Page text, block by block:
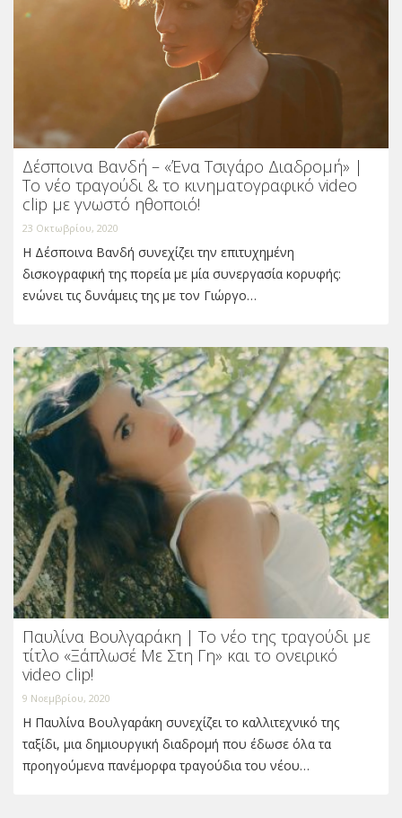
Δέσποινα Βανδή – «Ένα Τσιγάρο Διαδρομή» |
Το νέο τραγούδι & το κινηματογραφικό video
clip με γνωστό ηθοποιό!
23 Οκτωβρίου, 2020
Η Δέσποινα Βανδή συνεχίζει την επιτυχημένη
δισκογραφική της πορεία με μία συνεργασία κορυφής:
ενώνει τις δυνάμεις της με τον Γιώργο…
Παυλίνα Βουλγαράκη | Το νέο της τραγούδι με
τίτλο «Ξάπλωσέ Με Στη Γη» και το ονειρικό
video clip!
9 Νοεμβρίου, 2020
Η Παυλίνα Βουλγαράκη συνεχίζει το καλλιτεχνικό της
ταξίδι, μια δημιουργική διαδρομή που έδωσε όλα τα
προηγούμενα πανέμορφα τραγούδια του νέου…